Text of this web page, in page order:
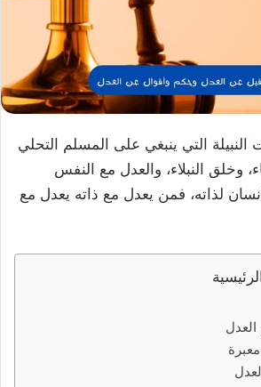
التي ينبغي على المسلم التحلي
وخلق النبلاء، والعدل مع النفس
لذاته، فمن يعدل مع ذاته يعدل مع